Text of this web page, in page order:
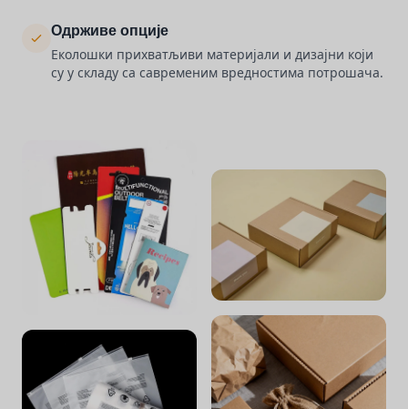
Одрживе опције
Еколошки прихватљиви материјали и дизајни који
су у складу са савременим вредностима потрошача.